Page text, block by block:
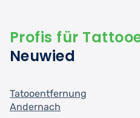
Profis für
Neuwied
Tatooentfernung
Andernach